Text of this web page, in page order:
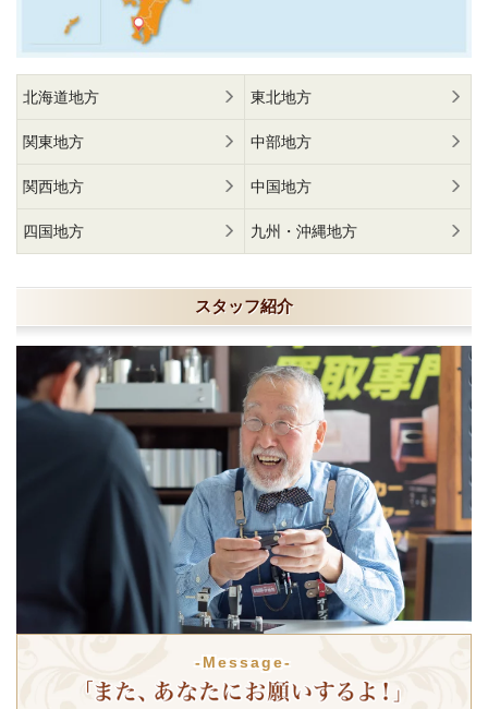
北海道地方 東北地方
関東地方 中部地方
関西地方 中国地方
四国地方 九州・沖縄地方
スタッフ紹介
-Message-